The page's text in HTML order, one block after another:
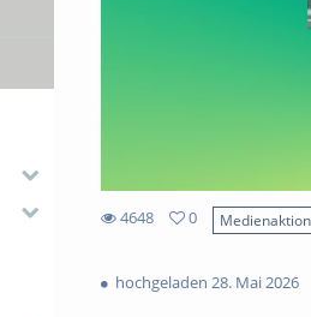
4648
views
0
hochgeladen 28. Mai 2026